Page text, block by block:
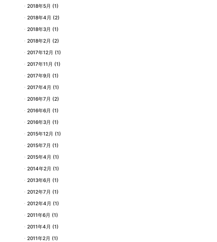
2018年5月 (1)
2018年4月 (2)
2018年3月 (1)
2018年2月 (2)
2017年12月 (1)
2017年11月 (1)
2017年9月 (1)
2017年4月 (1)
2016年7月 (2)
2016年6月 (1)
2016年3月 (1)
2015年12月 (1)
2015年7月 (1)
2015年4月 (1)
2014年2月 (1)
2013年6月 (1)
2012年7月 (1)
2012年4月 (1)
2011年6月 (1)
2011年4月 (1)
2011年2月 (1)